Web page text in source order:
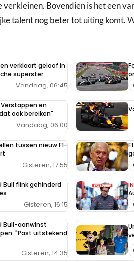
verkleinen. Bovendien is het een
talent nog beter tot uiting komt.
verklaart geloof in
superster
Vandaag, 06:45
en
ook bereiken"
Vandaag, 06:00
tussen nieuw F1-
Gisteren, 17:55
Bull flink gehinderd
Gisteren, 16:15
Bull-aanwinst
"Past uitstekend
Gisteren, 14:35